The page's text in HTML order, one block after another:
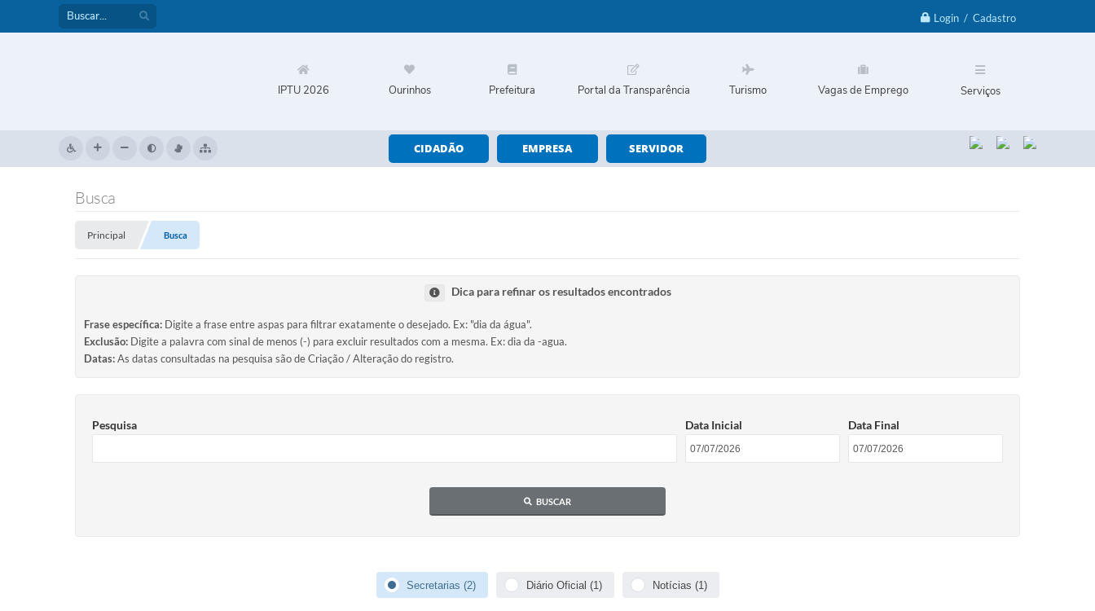
Login / Cadastro
IPTU 2026 Ourinhos Prefeitura Portal da Transparência Turismo Vagas de Emprego Serviços
CIDADÃO EMPRESA SERVIDOR
Busca
Principal Busca
Dica para refinar os resultados encontrados
Frase específica: Digite a frase entre aspas para filtrar exatamente o desejado. Ex: "dia da água".
Exclusão: Digite a palavra com sinal de menos (-) para excluir resultados com a mesma. Ex: dia da -agua.
Datas:As datas consultadas na pesquisa são de Criação / Alteração do registro.
Pesquisa Data Inicial Data Final
BUSCAR
Secretarias (2) Diário Oficial (1) Notícias (1)